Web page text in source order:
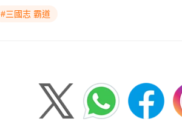
#三國志 霸道